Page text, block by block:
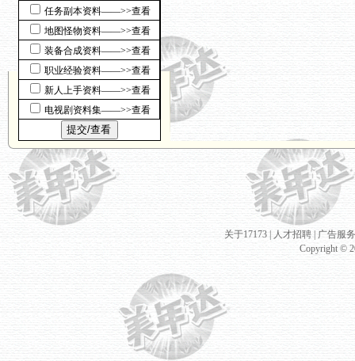
任务副本资料――>>查看
地图怪物资料――>>查看
装备合成资料――>>查看
职业经验资料――>>查看
新人上手资料――>>查看
电视剧资料集――>>查看
关于17173 人才招聘
广告服务
Copyright ©